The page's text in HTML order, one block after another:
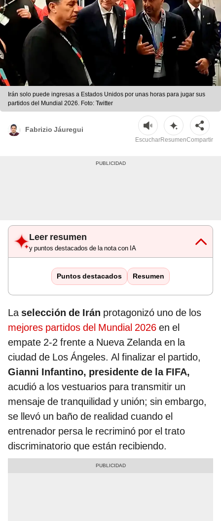
Irán solo puede ingresas a Estados Unidos por unas horas para jugar sus
partidos del Mundial 2026. Foto: Twitter
Fabrizio Jáuregui
EscucharResumenCompartir
Leer resumen
y puntos destacados de la nota con IA
Puntos destacados Resumen
La selección de Irán protagonizó uno de los
mejores partidos del Mundial 2026 en el
empate 2-2 frente a Nueva Zelanda en la
ciudad de Los Ángeles. Al finalizar el partido,
Gianni Infantino, presidente de la FIFA,
acudió a los vestuarios para transmitir un
mensaje de tranquilidad y unión; sin embargo,
se llevó un baño de realidad cuando el
entrenador persa le recriminó por el trato
discriminatorio que están recibiendo.